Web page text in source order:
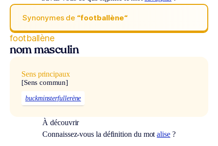
Synonymes de “footballène“
footballène
nom masculin
Sens principaux
[Sens commun]
buckminsterfullerène
À découvrir
Connaissez-vous la définition du motalise?